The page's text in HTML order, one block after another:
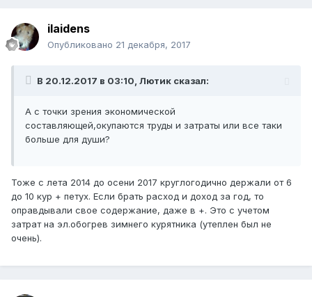
ilaidens
Опубликовано 21 декабря, 2017
В 20.12.2017 в 03:10, Лютик сказал:
А с точки зрения экономической
составляющей,окупаются труды и затраты или все таки
больше для души?
Тоже с лета 2014 до осени 2017 круглогодично держали от 6
до 10 кур + петух. Если брать расход и доход за год, то
оправдывали свое содержание, даже в +. Это с учетом
затрат на эл.обогрев зимнего курятника (утеплен был не
очень).